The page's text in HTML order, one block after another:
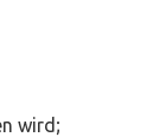
wird;